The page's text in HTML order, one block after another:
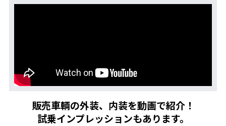
販売車輌の外装、内装を動画で紹介！
試乗インプレッションもあります。